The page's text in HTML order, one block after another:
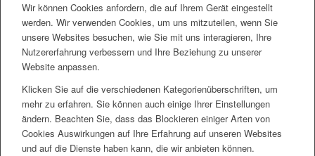
Wir können Cookies anfordern, die auf Ihrem Gerät eingestellt
werden. Wir verwenden Cookies, um uns mitzuteilen, wenn Sie
unsere Websites besuchen, wie Sie mit uns interagieren, Ihre
Nutzererfahrung verbessern und Ihre Beziehung zu unserer
Website anpassen.
Klicken Sie auf die verschiedenen Kategorienüberschriften, um
mehr zu erfahren. Sie können auch einige Ihrer Einstellungen
ändern. Beachten Sie, dass das Blockieren einiger Arten von
Cookies Auswirkungen auf Ihre Erfahrung auf unseren Websites
und auf die Dienste haben kann, die wir anbieten können.